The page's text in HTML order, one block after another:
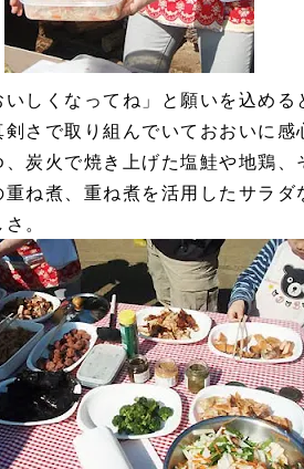
しくなってね」と願いを込める
さで取り組んでいておおいに感
炭火で焼き上げた塩鮭や地鶏、
ね煮、重ね煮を活用したサラダ
。